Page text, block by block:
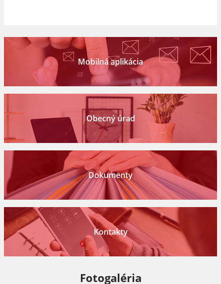
Mobilná aplikácia
Obecný úrad
Dokumenty
Kontakty
Fotogaléria